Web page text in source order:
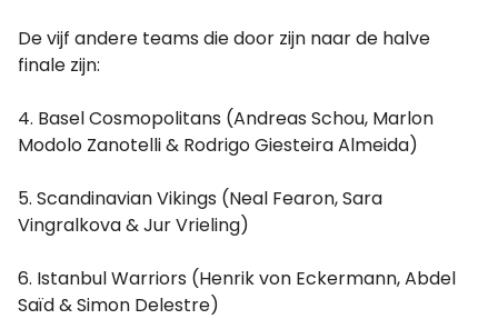
De vijf andere teams die door zijn naar de halve
finale zijn:
4. Basel Cosmopolitans (Andreas Schou, Marlon
Modolo Zanotelli & Rodrigo Giesteira Almeida)
5. Scandinavian Vikings (Neal Fearon, Sara
Vingralkova & Jur Vrieling)
6. Istanbul Warriors (Henrik von Eckermann, Abdel
Saïd & Simon Delestre)